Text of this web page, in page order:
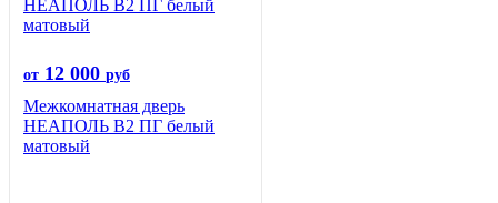
от 12 000 руб
Межкомнатная дверь
НЕАПОЛЬ В2 ПГ белый
матовый